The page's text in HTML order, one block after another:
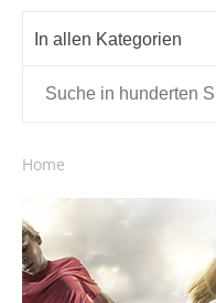
In allen Kategorien
Home